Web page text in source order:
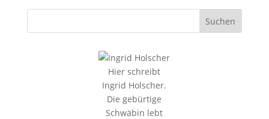
Hier schreibt
Ingrid Holscher.
Die gebürtige
Schwäbin lebt